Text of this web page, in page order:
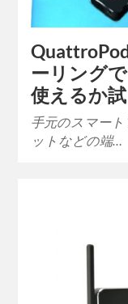
ーリング
使えるか
手元のスマー
ットなどの端…